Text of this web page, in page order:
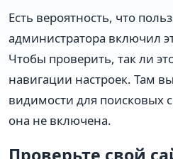
Есть вероятность, что
администратора включил
Чтобы проверить, так ли
навигации настроек. Там
видимости для поисковых
она не включена.